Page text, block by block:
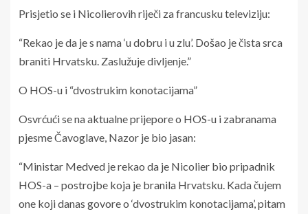
Prisjetio se i Nicolierovih riječi za francusku televiziju:
“Rekao je da je s nama ‘u dobru i u zlu’. Došao je čista srca
braniti Hrvatsku. Zaslužuje divljenje.”
O HOS-u i “dvostrukim konotacijama”
Osvrćući se na aktualne prijepore o HOS-u i zabranama
pjesme Čavoglave, Nazor je bio jasan:
“Ministar Medved je rekao da je Nicolier bio pripadnik
HOS-a – postrojbe koja je branila Hrvatsku. Kada čujem
one koji danas govore o ‘dvostrukim konotacijama’, pitam